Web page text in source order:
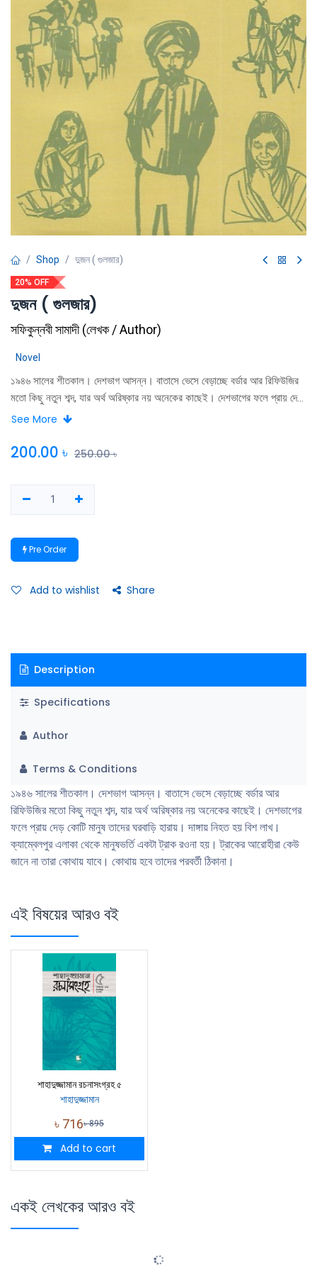
Shop দুজন ( গুলজার)
20% OFF
দুজন ( গুলজার)
সফিকুন্নবী সামাদী(লেখক / Author)
Novel
১৯৪৬ সালের শীতকাল। দেশভাগ আসন্ন। বাতাসে ভেসে বেড়াচ্ছে বর্ডার আর রিফিউজির
মতো কিছু নতুন শব্দ, যার অর্থ অরিষ্কার নয় অনেকের কাছেই। দেশভাগের ফলে প্রায় দেড়
কোটি মানুষ তাদের ঘরবাড়ি হারায়। দাঙ্গায় নিহত হয় বিশ লাখ। ক্যাম্বেলপুর এলাকা থেকে
কোথায় হবে তাদের পরবর্তী ঠিকানা।
See More
200.00 ৳ 250.00৳
Pre Order
Add to wishlist Share
Description
Specifications
Author
Terms & Conditions
১৯৪৬ সালের শীতকাল। দেশভাগ আসন্ন। বাতাসে ভেসে বেড়াচ্ছে বর্ডার আর
রিফিউজির মতো কিছু নতুন শব্দ, যার অর্থ অরিষ্কার নয় অনেকের কাছেই। দেশভাগের
ফলে প্রায় দেড় কোটি মানুষ তাদের ঘরবাড়ি হারায়। দাঙ্গায় নিহত হয় বিশ লাখ।
ক্যাম্বেলপুর এলাকা থেকে মানুষভর্তি একটা ট্রাক রওনা হয়। ট্রাকের আরোহীরা কেউ
জানে না তারা কোথায় যাবে। কোথায় হবে তাদের পরবর্তী ঠিকানা।
এই বিষয়ের আরও বই
শাহাদুজ্জামান রচনাসংগ্রহ ৫
শাহাদুজ্জামান
৳ 716৳895
Add to cart
একই লেখকের আরও বই